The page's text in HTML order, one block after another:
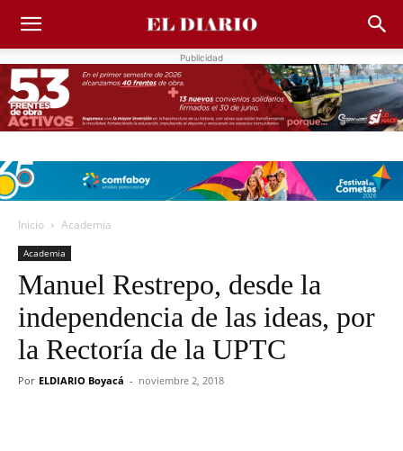
Publicidad
Inicio Academia
Academia
Manuel Restrepo, desde la
independencia de las ideas, por
la Rectoría de la UPTC
Por ELDIARIO Boyacá - noviembre 2, 2018